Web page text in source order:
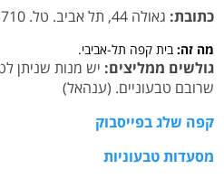
כתובת: גאולה 44, תל אביב. טל. 03-5101710
מה זה:בית קפה תל-אביבי.
גולשים ממליצים: יש מנות שניתן
שרובם טבעוניים. (ענהאל)
קפה שלג בפייסבוק
מסעדות טבעוניות